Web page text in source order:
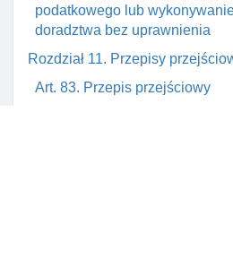
podatkowego lub
doradztwa bez uprawnienia
Rozdział 11. Przepisy
Art. 83. Przepis przejściowy